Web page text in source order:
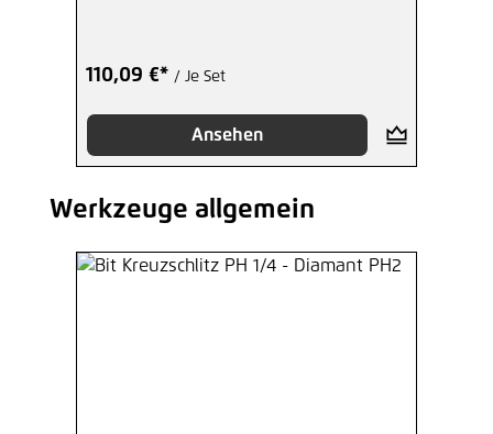
110,09 €* / Je Set
Ansehen
Produktgalerie überspringen
Werkzeuge allgemein